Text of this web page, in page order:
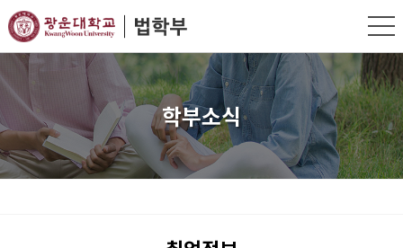
학부소식